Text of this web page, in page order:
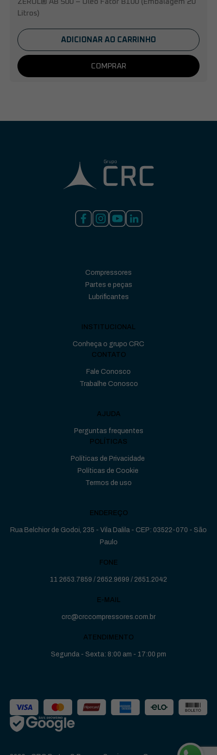
ZEROL® AB 500 – Óleo Fator B100 (Embalagem 20
Litros)
ADICIONAR AO CARRINHO
COMPRAR
Compressores
Partes e peças
Lubrificantes
INSTITUCIONAL
Conheça o grupo CRC
CONTATO
Fale Conosco
Trabalhe Conosco
AJUDA
Perguntas frequentes
POLÍTICAS
Políticas de Privacidade
Políticas de Cookie
Termos de uso
ENDEREÇO
Rua Belchior de Godoi, 235 - Vila Dalila - CEP: 03522-070 - São
Paulo
FONE
11 2653.7859 / 2652.9699 / 2651.2042
E-MAIL
crc@crccompressores.com.br
ATENDIMENTO
Segunda - Sexta: 8:00 am - 17:00 pm